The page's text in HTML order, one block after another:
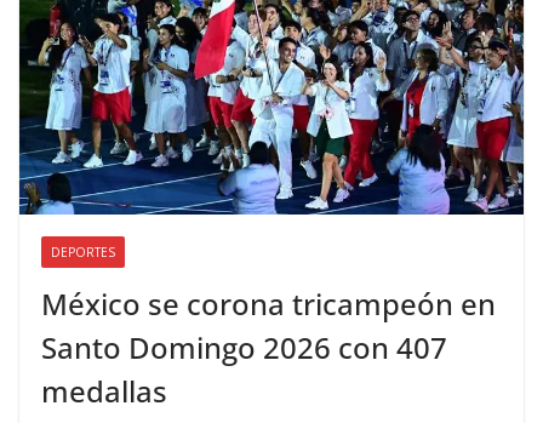
DEPORTES
México se corona tricampeón en
Santo Domingo 2026 con 407
medallas